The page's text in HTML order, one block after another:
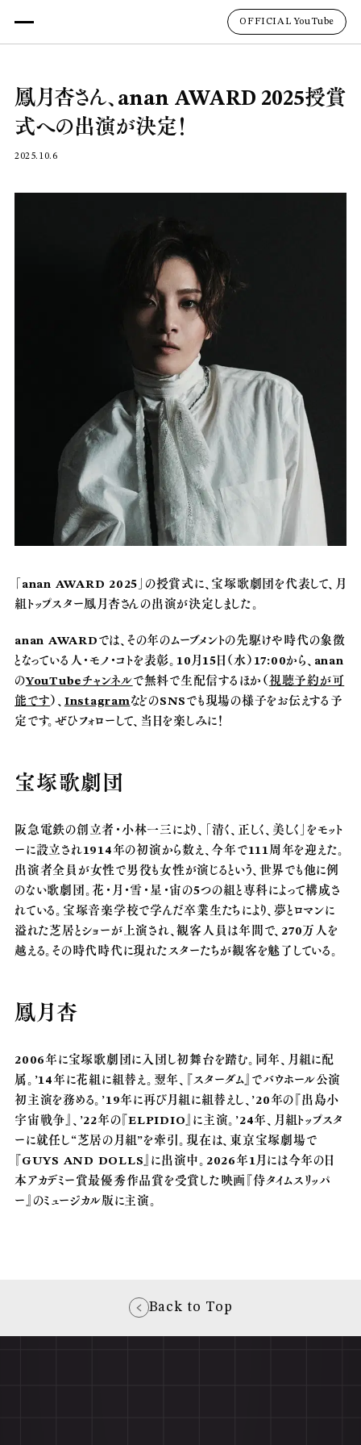
OFFICIAL YouTube
鳳月杏さん、anan AWARD 2025授賞
式への出演が決定！
2025.10.6
「anan AWARD 2025」の授賞式に、宝塚歌劇団を代表して、月
組トップスター鳳月杏さんの出演が決定しました。
anan AWARDでは、その年のムーブメントの先駆けや時代の象徴
となっている人・モノ・コトを表彰。10月15日（水）17:00から、anan
のYouTubeチャンネルで無料で生配信するほか（ 視聴予約が可
能です ）、 InstagramなどのSNSでも現場の様子をお伝えする予
定です。ぜひフォローして、当日を楽しみに！
宝塚歌劇団
阪急電鉄の創立者・小林一三により、「清く、正しく、美しく」をモット
ーに設立され1914年の初演から数え、今年で111周年を迎えた。
出演者全員が女性で男役も女性が演じるという、世界でも他に例
のない歌劇団。花・月・雪・星・宙の5つの組と専科によって構成さ
れている。宝塚音楽学校で学んだ卒業生たちにより、夢とロマンに
溢れた芝居とショーが上演され、観客人員は年間で、270万人を
越える。その時代時代に現れたスターたちが観客を魅了している。
鳳月杏
2006年に宝塚歌劇団に入団し初舞台を踏む。同年、月組に配
属。’14年に花組に組替え。翌年、『スターダム』でバウホール公演
初主演を務める。’19年に再び月組に組替えし、’20年の『出島小
宇宙戦争』、’22年の『ELPIDIO』に主演。’24年、月組トップスタ
ーに就任し“芝居の月組”を牽引。現在は、東京宝塚劇場で
『GUYS AND DOLLS』に出演中。2026年1月には今年の日
本アカデミー賞最優秀作品賞を受賞した映画『侍タイムスリッパ
ー』のミュージカル版に主演。
Back to Top